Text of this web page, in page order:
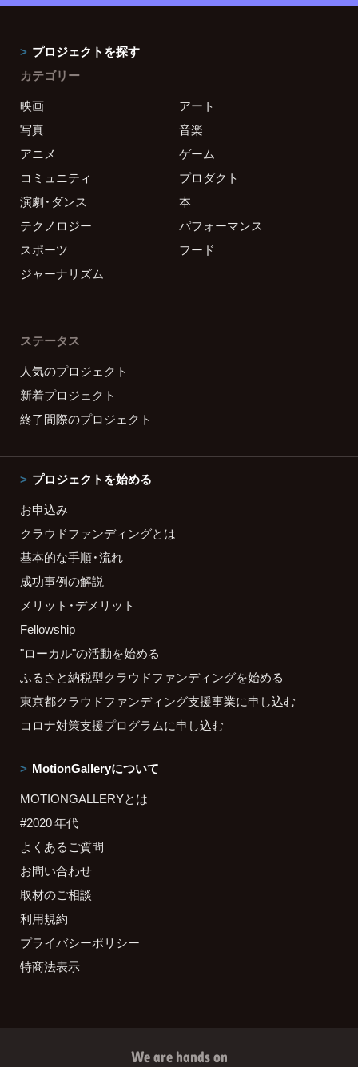
プロジェクトを探す
カテゴリー
映画
アート
写真
音楽
アニメ
ゲーム
コミュニティ
プロダクト
演劇・ダンス
本
テクノロジー
パフォーマンス
スポーツ
フード
ジャーナリズム
ステータス
人気のプロジェクト
新着プロジェクト
終了間際のプロジェクト
プロジェクトを始める
お申込み
クラウドファンディングとは
基本的な手順・流れ
成功事例の解説
メリット・デメリット
Fellowship
"ローカル"の活動を始める
ふるさと納税型クラウドファンディングを始める
東京都クラウドファンディング支援事業に申し込む
コロナ対策支援プログラムに申し込む
MotionGalleryについて
MOTIONGALLERYとは
#2020 年代
よくあるご質問
お問い合わせ
取材のご相談
利用規約
プライバシーポリシー
特商法表示
We are hands on